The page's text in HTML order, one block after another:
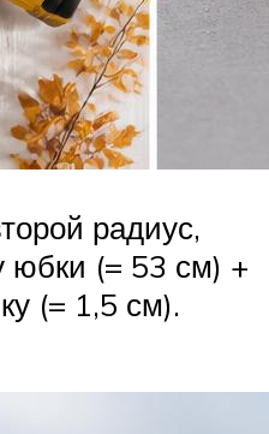
радиус,
юбки (= 53 см) +
(= 1,5 см).